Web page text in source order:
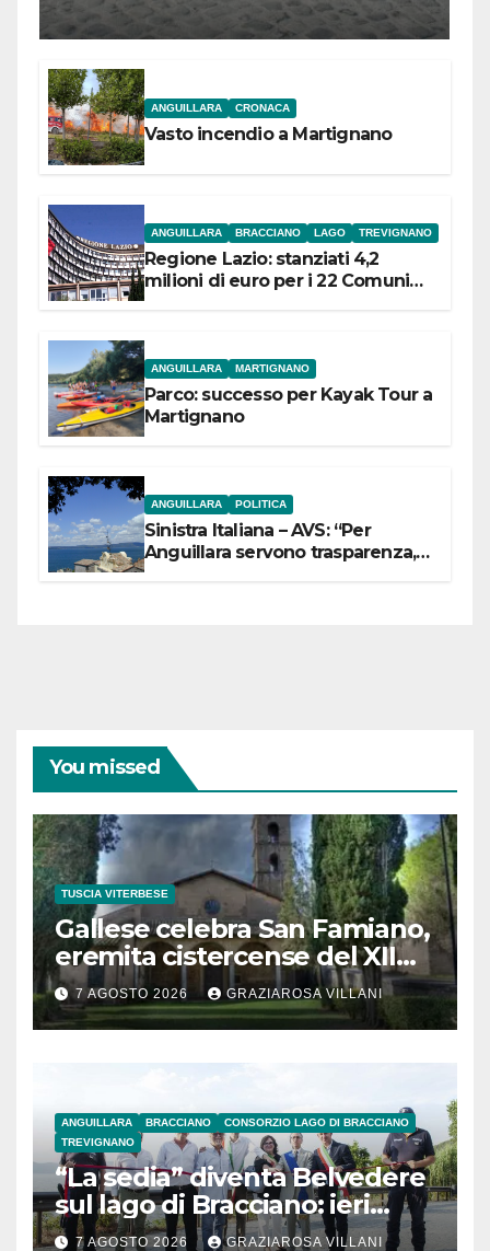
l’inaugurazione
ANGUILLARA CRONACA
Vasto incendio a Martignano
ANGUILLARA BRACCIANO LAGO TREVIGNANO
Regione Lazio: stanziati 4,2
milioni di euro per i 22 Comuni
ANGUILLARA MARTIGNANO
Parco: successo per Kayak Tour a
Martignano
ANGUILLARA POLITICA
Sinistra Italiana – AVS: “Per
Anguillara servono trasparenza,
You missed
TUSCIA VITERBESE
Gallese celebra San Famiano,
eremita cistercense del XII
secolo
7 AGOSTO 2026 GRAZIAROSA VILLANI
ANGUILLARA BRACCIANO
CONSORZIO LAGO DI BRACCIANO
TREVIGNANO
“La sedia” diventa Belvedere
sul lago di Bracciano: ieri
l’inaugurazione
7 AGOSTO 2026 GRAZIAROSA VILLANI